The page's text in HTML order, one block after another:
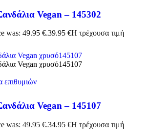
Vegan – 145302
was: 49.95 €.39.95 €Η τρέχουσα τιμή
επιθυμιών
Vegan – 145107
was: 49.95 €.34.95 €Η τρέχουσα τιμή